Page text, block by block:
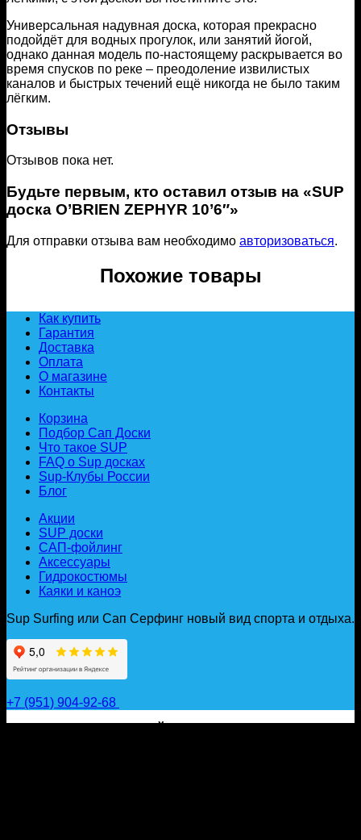
Универсальная надувная доска, которая прекрасно
подойдёт для водных прогулок, или занятий йогой,
однако данная модель по-настоящему раскрывается во
время спусков по реке – преодоление извилистых
каналов и быстрых течений ещё никогда не было таким
лёгким.
Отзывы
Отзывов пока нет.
Будьте первым, кто оставил отзыв на «SUP
доска O’BRIEN ZEPHYR 10’6″»
Для отправки отзыва вам необходимо авторизоваться.
Похожие товары
Как купить
Гарантия
Доставка
Оплата
О магазине
Контакты
Корзина
Подбор Сап Доски
Что такое SUP
FAQ о Sup досках
Sup-Клубы России
Блог
Акции
SUP доски
САП-фойлинг
Аксессуары
Гидрокостюмы
Каяки и каноэ
Sup Surfing или Сап Серфинг новый вид спорта и отдыха.
+7 (951) 904-92-68